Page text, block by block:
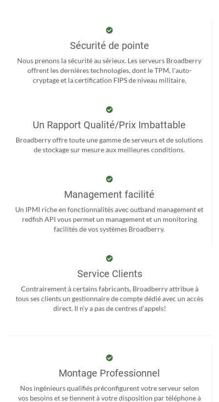
Sécurité de pointe
Nous prenons la sécurité au sérieux. Les serveurs Broadberry
offrent les dernières technologies, dont le TPM, l'auto-
cryptage et la certification FIPS de niveau militaire.
Un Rapport Qualité/Prix Imbattable
Broadberry offre toute une gamme de serveurs et de solutions
de stockage sur mesure aux meilleures conditions.
Management facilité
Un IPMI riche en fonctionnalités avec outband management et
redfish API vous permet un management et un monitoring
facilités de vos systèmes Broadberry.
Service Clients
Contrairement à certains fabricants, Broadberry attribue à
tous ses clients un gestionnaire de compte dédié avec un accès
direct. Il n'y a pas de centres d'appels!
Montage Professionnel
Nos ingénieurs qualifiés préconfigurent votre serveur selon
vos besoins et se tiennent à votre disposition par téléphone à